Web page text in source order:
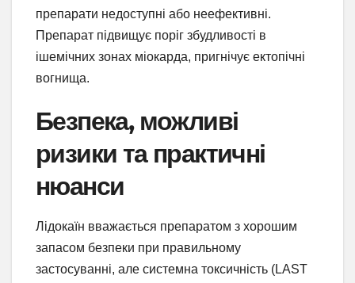
препарати недоступні або неефективні.
Препарат підвищує поріг збудливості в
ішемічних зонах міокарда, пригнічує ектопічні
вогнища.
Безпека, можливі
ризики та практичні
нюанси
Лідокаїн вважається препаратом з хорошим
запасом безпеки при правильному
застосуванні, але системна токсичність (LAST